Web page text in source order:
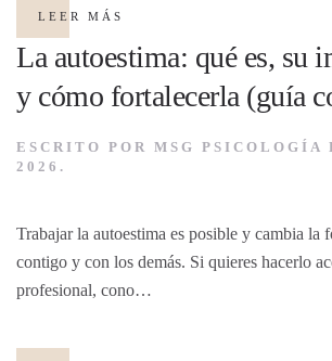
LEER MÁS
La autoestima: qué es, su
y cómo fortalecerla (guía
ESCRITO POR MSG PSICOLOGÍA
2026 .
Trabajar la autoestima es posible y cambia la
contigo y con los demás. Si quieres hacerlo
profesional, cono…